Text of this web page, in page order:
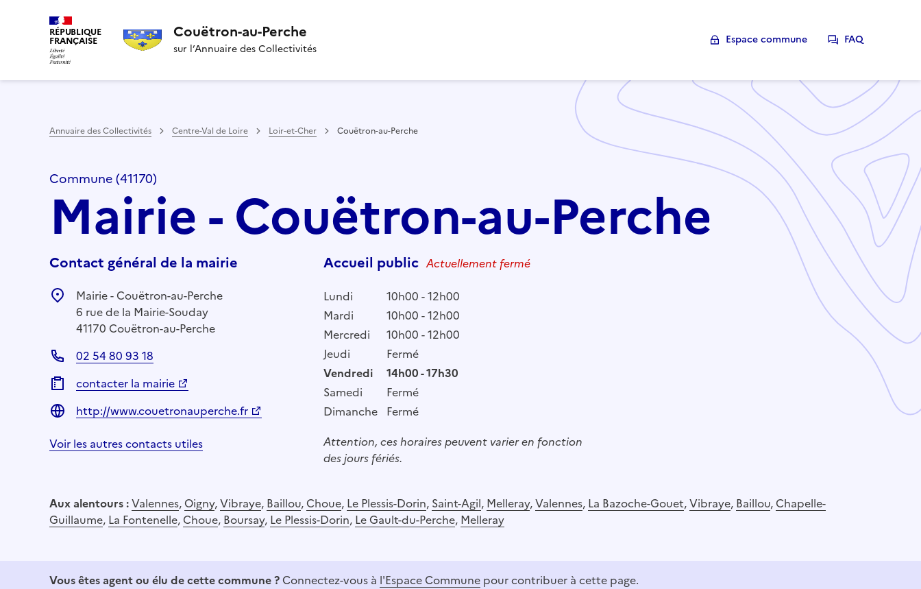
RÉPUBLIQUE
FRANÇAISE Couëtron-au-Perche
sur l’Annuaire des Collectivités
Espace commune FAQ
Annuaire des Collectivités Centre-Val de Loire Loir-et-Cher Couëtron-au-Perche
Commune (41170)
Mairie - Couëtron-au-Perche
Contact général de la mairie
Mairie - Couëtron-au-Perche
6 rue de la Mairie-Souday
41170 Couëtron-au-Perche
02 54 80 93 18
contacter la mairie
http://www.couetronauperche.fr
Voir les autres contacts utiles
Accueil public Actuellement fermé
Lundi
10h00 - 12h00
Mardi
10h00 - 12h00
Mercredi
10h00 - 12h00
Jeudi
Fermé
Vendredi
14h00 - 17h30
Samedi
Fermé
Dimanche Fermé
Attention, ces horaires peuvent varier en fonction
des jours fériés.
Aux alentours :Valennes, Oigny,Vibraye, Baillou, Choue, Le Plessis-Dorin, Saint-Agil, Melleray,Valennes, La Bazoche-Gouet,Vibraye, Baillou, Chapelle-
Guillaume, La Fontenelle, Choue, Boursay, Le Plessis-Dorin, Le Gault-du-Perche, Melleray
Vous êtes agent ou élu de cette commune ? Connectez-vous à l'Espace Commune pour contribuer à cette page.